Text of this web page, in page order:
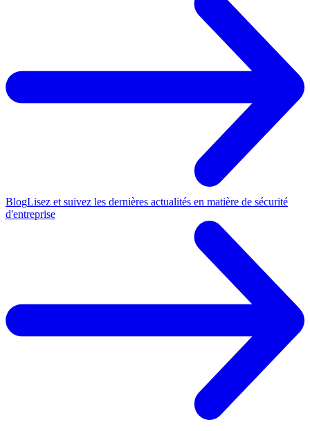
BlogLisez et suivez les dernières actualités en matière de sécurité
d'entreprise